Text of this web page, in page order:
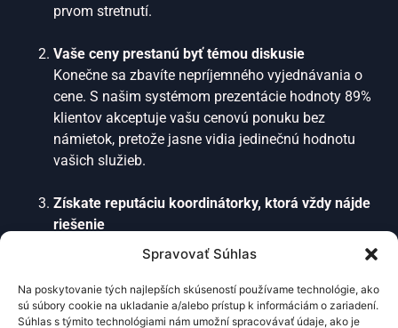
Spravovať Súhlas
Na poskytovanie tých najlepších skúseností používame technológie, ako
sú súbory cookie na ukladanie a/alebo prístup k informáciám o zariadení.
Súhlas s týmito technológiami nám umožní spracovávať údaje, ako je
prvom stretnutí.
Vaše ceny prestanú byť témou diskusie
Konečne sa zbavíte nepríjemného vyjednávania o
cene. S našim systémom prezentácie hodnoty 89%
klientov akceptuje vašu cenovú ponuku bez
námietok, pretože jasne vidia jedinečnú hodnotu
vašich služieb.
Získate reputáciu koordinátorky, ktorá vždy nájde
riešenie
Vďaka prepracovanému krízovému managementu
prekvapenie vás nevyvedie z miery – a práve táto
profesionálna istota sa stane vašou najsilnejšou